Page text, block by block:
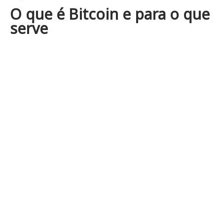
O que é Bitcoin e para o que
serve